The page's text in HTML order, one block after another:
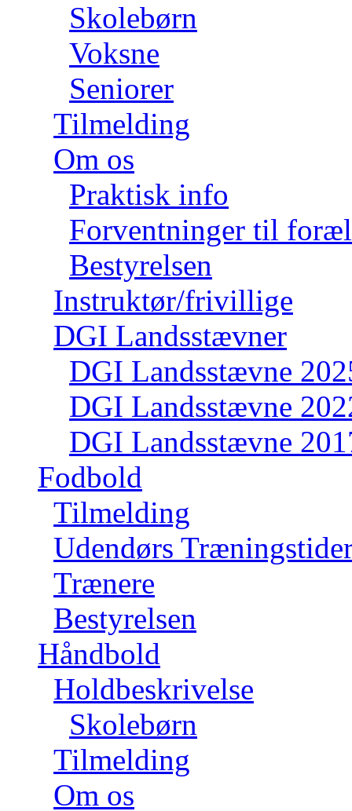
Skolebørn
Voksne
Seniorer
Tilmelding
Om os
Praktisk info
Forventninger til
Bestyrelsen
Instruktør/frivillige
DGI Landsstævner
DGI Landsstævne
DGI Landsstævne
DGI Landsstævne
Fodbold
Tilmelding
Udendørs
Trænere
Bestyrelsen
Håndbold
Holdbeskrivelse
Skolebørn
Tilmelding
Om os